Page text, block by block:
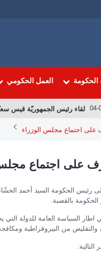
الحكومة العمل الحكومي
لقاء رئيس الجمهوريّة قيس سعيّد
اجتماع مجلس الوزراء
على اجتماع مجلس
السياسة العامة للدولة التي
والتقليص من البيروقراطية